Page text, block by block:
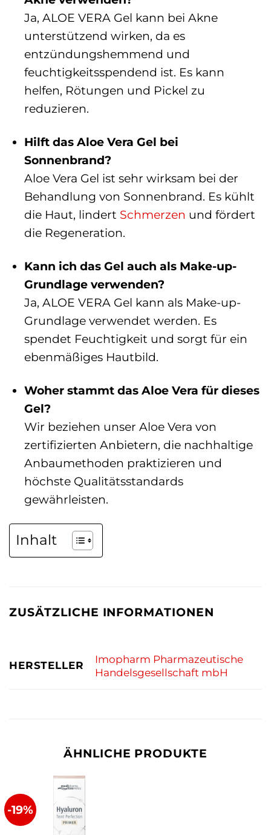
Ja, ALOE VERA Gel kann bei Akne
unterstützend wirken, da es
entzündungshemmend und
feuchtigkeitsspendend ist. Es kann
helfen, Rötungen und Pickel zu
reduzieren.
Hilft das Aloe Vera Gel bei
Sonnenbrand?
Aloe Vera Gel ist sehr wirksam bei der
Behandlung von Sonnenbrand. Es kühlt
die Haut, lindert Schmerzen und fördert
die Regeneration.
Kann ich das Gel auch als Make-up-
Grundlage verwenden?
Ja, ALOE VERA Gel kann als Make-up-
Grundlage verwendet werden. Es
spendet Feuchtigkeit und sorgt für ein
ebenmäßiges Hautbild.
Woher stammt das Aloe Vera für dieses
Gel?
Wir beziehen unser Aloe Vera von
zertifizierten Anbietern, die nachhaltige
Anbaumethoden praktizieren und
höchste Qualitätsstandards
gewährleisten.
Inhalt
ZUSÄTZLICHE INFORMATIONEN
HERSTELLER
Imopharm Pharmazeutische
Handelsgesellschaft mbH
ÄHNLICHE PRODUKTE
-19%